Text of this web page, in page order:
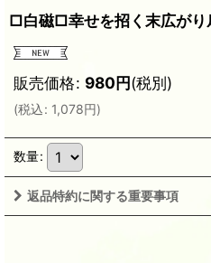
□白磁□幸せを招く末広が
販売価格: 980円(税別)
(税込: 1,078円)
数量:
返品特約に関する重要事項